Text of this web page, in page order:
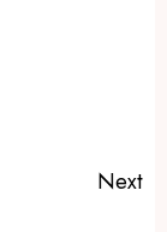
Next